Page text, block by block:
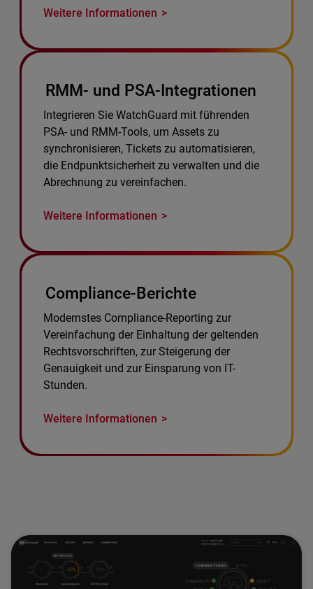
Weitere Informationen
RMM- und PSA-Integrationen
Integrieren Sie WatchGuard mit führenden
PSA- und RMM-Tools, um Assets zu
synchronisieren, Tickets zu automatisieren,
die Endpunktsicherheit zu verwalten und die
Abrechnung zu vereinfachen.
Weitere Informationen
Compliance-Berichte
Modernstes Compliance-Reporting zur
Vereinfachung der Einhaltung der geltenden
Rechtsvorschriften, zur Steigerung der
Genauigkeit und zur Einsparung von IT-
Stunden.
Weitere Informationen